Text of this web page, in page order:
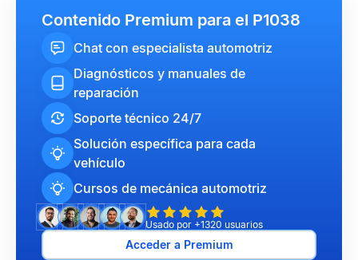
Contenido Premium para el P1038
Chat con especialista automotriz
Diagnósticos y manuales de
reparación
Soporte técnico 24/7
Solución específica para cada
vehículo
Cursos de mecánica automotriz
Usado por +1320 usuarios
Acceder a Premium